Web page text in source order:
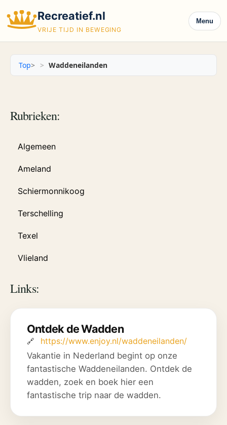
Recreatief.nl
VRIJE TIJD IN BEWEGING
Menu
Top> Waddeneilanden
Rubrieken:
Algemeen
Ameland
Schiermonnikoog
Terschelling
Texel
Vlieland
Links:
Ontdek de Wadden
https://www.enjoy.nl/waddeneilanden/
Vakantie in Nederland begint op onze
fantastische Waddeneilanden. Ontdek de
wadden, zoek en boek hier een
fantastische trip naar de wadden.